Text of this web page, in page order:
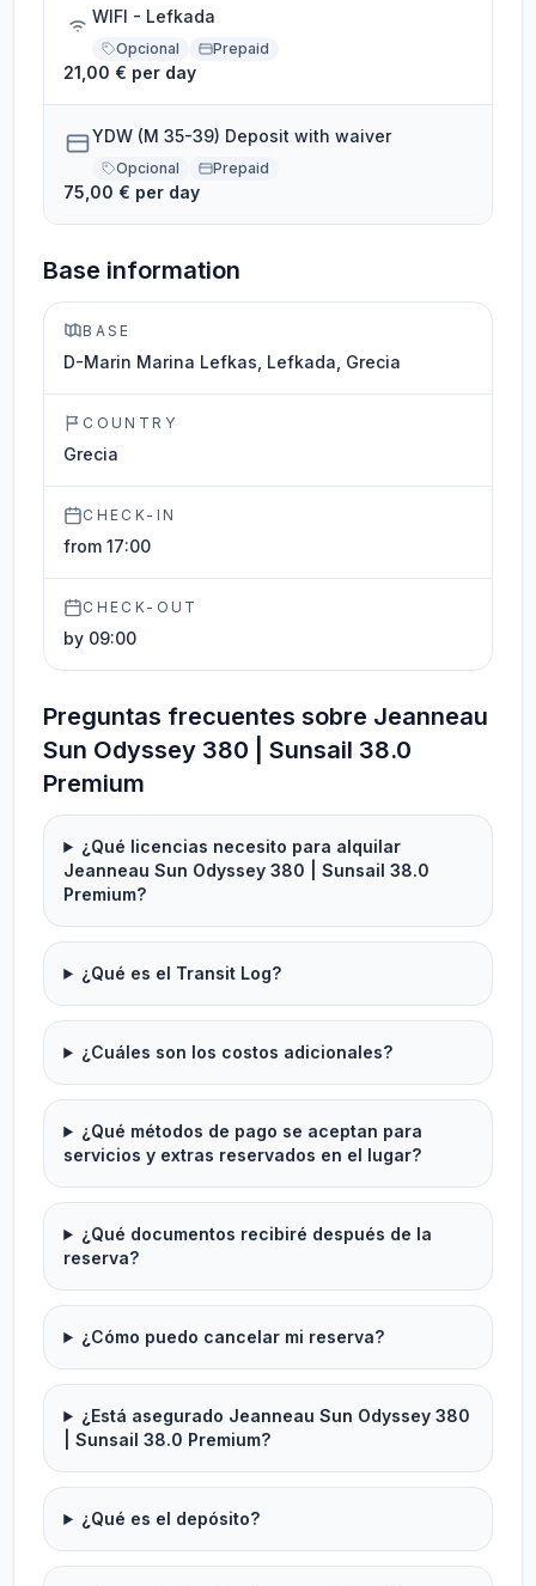
WIFI - Lefkada
Opcional Prepaid
21,00 € per day
YDW (M 35-39) Deposit with waiver
Opcional Prepaid
75,00 € per day
Base information
BASE
D-Marin Marina Lefkas, Lefkada, Grecia
COUNTRY
Grecia
CHECK-IN
from 17:00
CHECK-OUT
by 09:00
Preguntas frecuentes sobre Jeanneau
Sun Odyssey 380 | Sunsail 38.0
Premium
¿Qué licencias necesito para alquilar
Jeanneau Sun Odyssey 380 | Sunsail 38.0
Premium?
¿Qué es el Transit Log?
¿Cuáles son los costos adicionales?
¿Qué métodos de pago se aceptan para
servicios y extras reservados en el lugar?
¿Qué documentos recibiré después de la
reserva?
¿Cómo puedo cancelar mi reserva?
¿Está asegurado Jeanneau Sun Odyssey 380
| Sunsail 38.0 Premium?
¿Qué es el depósito?